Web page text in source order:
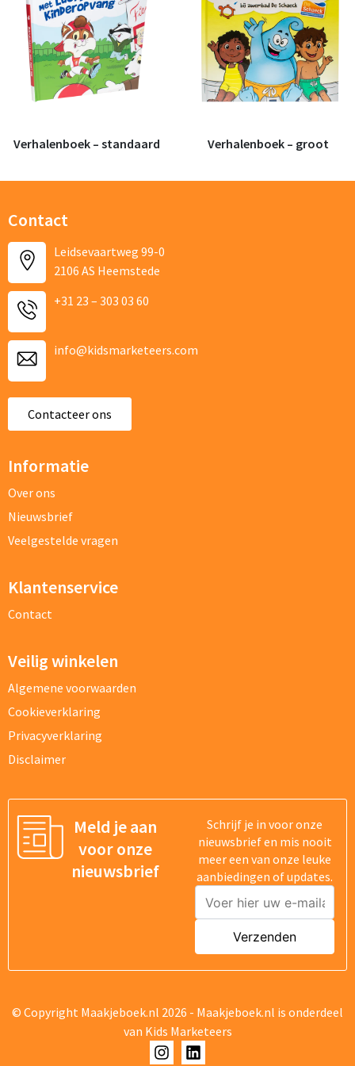
Verhalenboek – standaard Verhalenboek – groot
Contact
Leidsevaartweg 99-0
2106 AS Heemstede
+31 23 – 303 03 60
info@kidsmarketeers.com
Contacteer ons
Informatie
Over ons
Nieuwsbrief
Veelgestelde vragen
Klantenservice
Contact
Veilig winkelen
Algemene voorwaarden
Cookieverklaring
Privacyverklaring
Disclaimer
Meld je aan
voor onze
nieuwsbrief
Schrijf je in voor onze
nieuwsbrief en mis nooit
meer een van onze leuke
aanbiedingen of updates.
© Copyright Maakjeboek.nl 2026 - Maakjeboek.nl is onderdeel
van Kids Marketeers
Bedrijfsnaam
E-mailadres
Telefoonnummer
Gewenste aantal producten
Beschrijf je aanvraag (incl kleuren van textiel en bedrukking)
Bestand